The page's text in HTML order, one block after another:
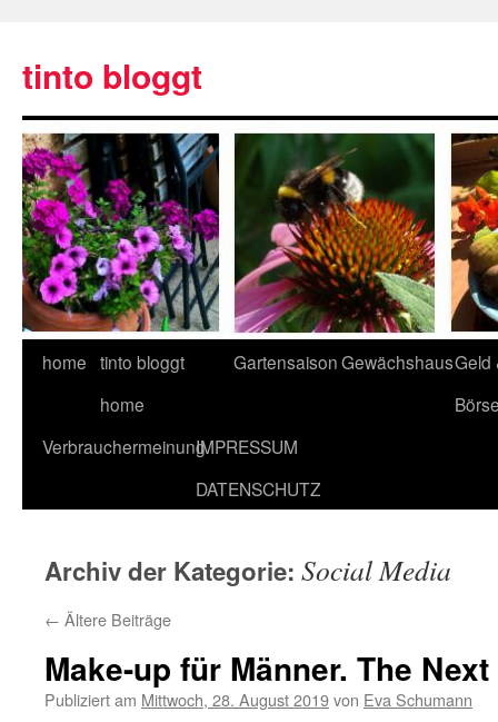
tinto bloggt
home tinto bloggt
home
GartensaisonGewächshausGeld
VerbrauchermeinungIMPRESSUM
DATENSCHUTZ
Archiv der Kategorie: Social Media
← Ältere Beiträge
Make-up für Männer. The
Publiziert am Mittwoch, 28. August 2019von Eva Schumann